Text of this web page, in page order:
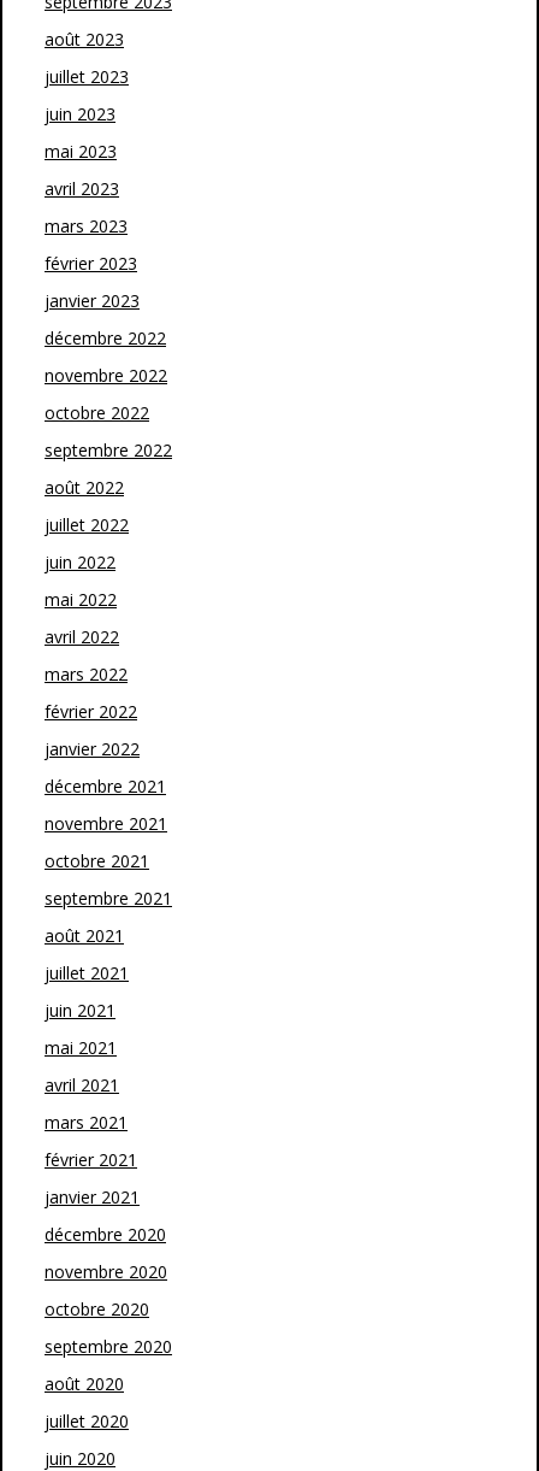
août 2023
juillet 2023
juin 2023
mai 2023
avril 2023
mars 2023
février 2023
janvier 2023
décembre 2022
novembre 2022
octobre 2022
septembre 2022
août 2022
juillet 2022
juin 2022
mai 2022
avril 2022
mars 2022
février 2022
janvier 2022
décembre 2021
novembre 2021
octobre 2021
septembre 2021
août 2021
juillet 2021
juin 2021
mai 2021
avril 2021
mars 2021
février 2021
janvier 2021
décembre 2020
novembre 2020
octobre 2020
septembre 2020
août 2020
juillet 2020
juin 2020